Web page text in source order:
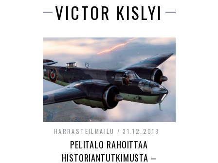
VICTOR KISLYI
HARRASTEILMAILU 31.12.2018
PELITALO RAHOITTAA
HISTORIANTUTKIMUSTA –